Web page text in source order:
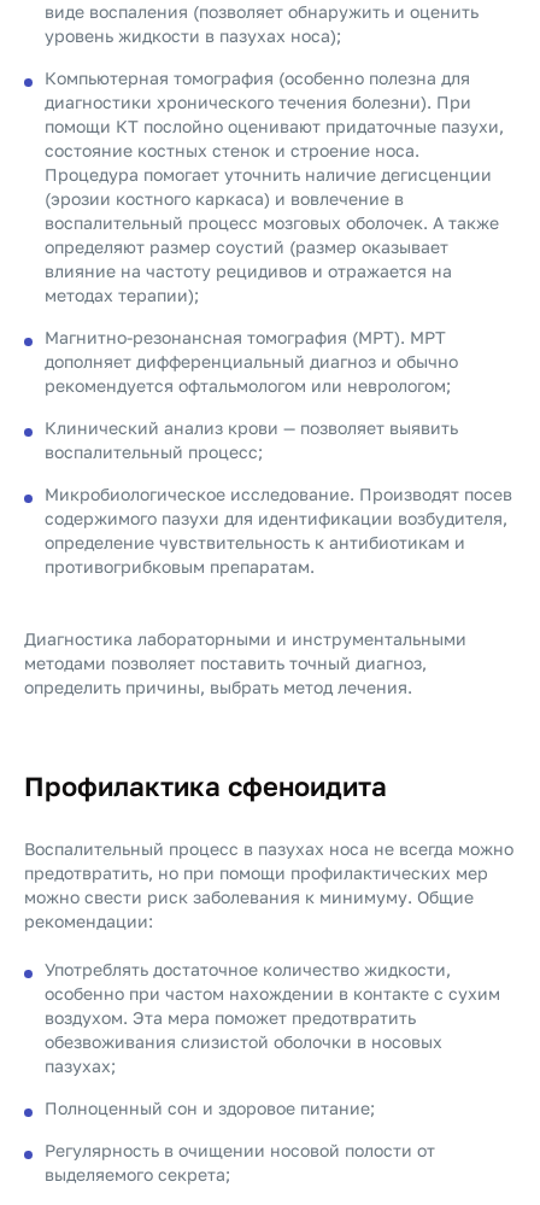
виде воспаления (позволяет обнаружить и оценить
уровень жидкости в пазухах носа);
Компьютерная томография (особенно полезна для
диагностики хронического течения болезни). При
помощи КТ послойно оценивают придаточные пазухи,
состояние костных стенок и строение носа.
Процедура помогает уточнить наличие дегисценции
(эрозии костного каркаса) и вовлечение в
воспалительный процесс мозговых оболочек. А также
определяют размер соустий (размер оказывает
влияние на частоту рецидивов и отражается на
методах терапии);
Магнитно-резонансная томография (МРТ). МРТ
дополняет дифференциальный диагноз и обычно
рекомендуется офтальмологом или неврологом;
Клинический анализ крови — позволяет выявить
воспалительный процесс;
Микробиологическое исследование. Производят посев
содержимого пазухи для идентификации возбудителя,
определение чувствительность к антибиотикам и
противогрибковым препаратам.
Диагностика лабораторными и инструментальными
методами позволяет поставить точный диагноз,
определить причины, выбрать метод лечения.
Профилактика сфеноидита
Воспалительный процесс в пазухах носа не всегда можно
предотвратить, но при помощи профилактических мер
можно свести риск заболевания к минимуму. Общие
рекомендации:
Употреблять достаточное количество жидкости,
особенно при частом нахождении в контакте с сухим
воздухом. Эта мера поможет предотвратить
обезвоживания слизистой оболочки в носовых
пазухах;
Полноценный сон и здоровое питание;
Регулярность в очищении носовой полости от
выделяемого секрета;